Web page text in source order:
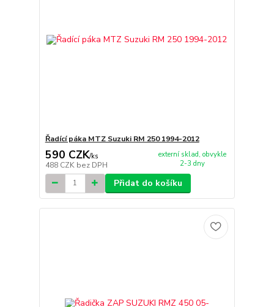
Řadící páka MTZ Suzuki RM 250 1994-2012
590 CZK/ks
488 CZK bez DPH
externí sklad, obvykle
2-3 dny
Přidat do košíku